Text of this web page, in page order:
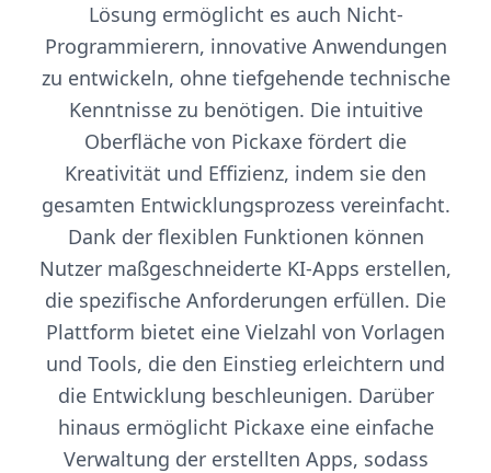
Lösung ermöglicht es auch Nicht-
Programmierern, innovative Anwendungen
zu entwickeln, ohne tiefgehende technische
Kenntnisse zu benötigen. Die intuitive
Oberfläche von Pickaxe fördert die
Kreativität und Effizienz, indem sie den
gesamten Entwicklungsprozess vereinfacht.
Dank der flexiblen Funktionen können
Nutzer maßgeschneiderte KI-Apps erstellen,
die spezifische Anforderungen erfüllen. Die
Plattform bietet eine Vielzahl von Vorlagen
und Tools, die den Einstieg erleichtern und
die Entwicklung beschleunigen. Darüber
hinaus ermöglicht Pickaxe eine einfache
Verwaltung der erstellten Apps, sodass